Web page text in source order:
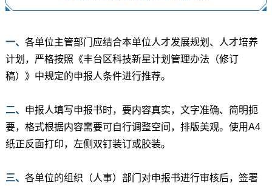
一、 各单位主管部门应结合本单位人才发展规划、人才培养
计划，严格按照《丰台区科技新星计划管理办法（修订
稿）》中规定的申报人条件进行推荐。
二、 申报人填写申报书时，要内容真实，文字准确、简明扼
要，格式根据内容需要可自行调整空间，排版美观。使用A4
纸正反面打印，左侧双钉装订或胶装。
三、 各单位的组织（人事）部门对申报书进行审核后，签署